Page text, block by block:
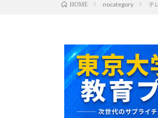
HOME nocategory テ